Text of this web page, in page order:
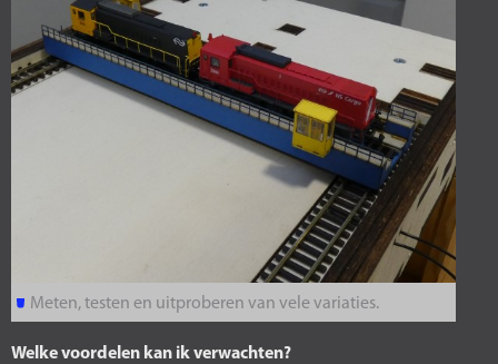
Meten, testen en uitproberen van vele variaties.
Welke voordelen kan ik verwachten?